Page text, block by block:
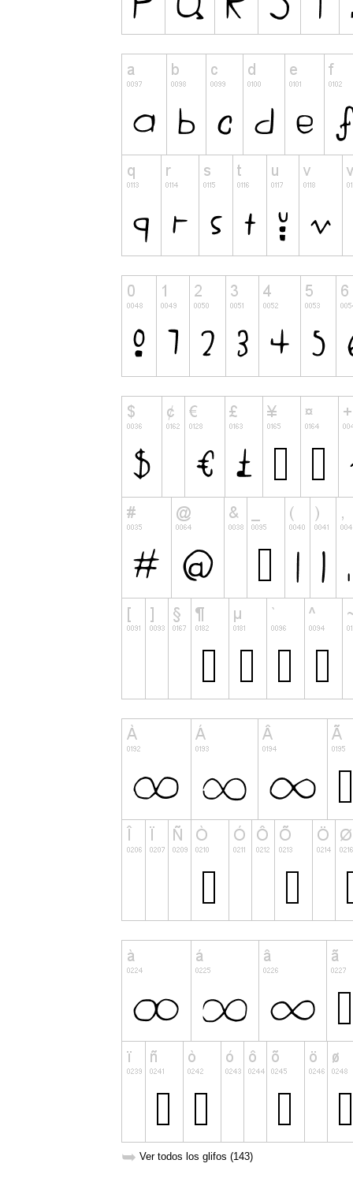
➥ Ver todos los glifos (143)